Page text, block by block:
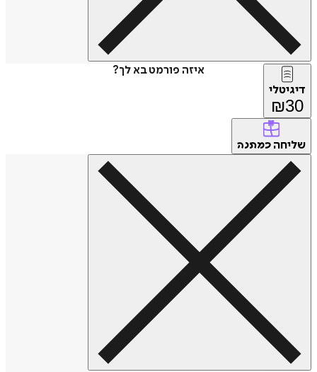
איזה פורמט בא לך?
דיגיטלי
₪30
שליחה כמתנה